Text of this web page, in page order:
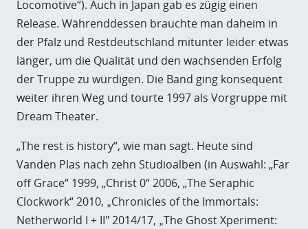
Locomotive“). Auch in Japan gab es zügig einen
Release. Währenddessen brauchte man daheim in
der Pfalz und Restdeutschland mitunter leider etwas
länger, um die Qualität und den wachsenden Erfolg
der Truppe zu würdigen. Die Band ging konsequent
weiter ihren Weg und tourte 1997 als Vorgruppe mit
Dream Theater.
„The rest is history“, wie man sagt. Heute sind
Vanden Plas nach zehn Studioalben (in Auswahl: „Far
off Grace“ 1999, „Christ 0“ 2006, „The Seraphic
Clockwork“ 2010, „Chronicles of the Immortals:
Netherworld I + II" 2014/17, „The Ghost Xperiment: